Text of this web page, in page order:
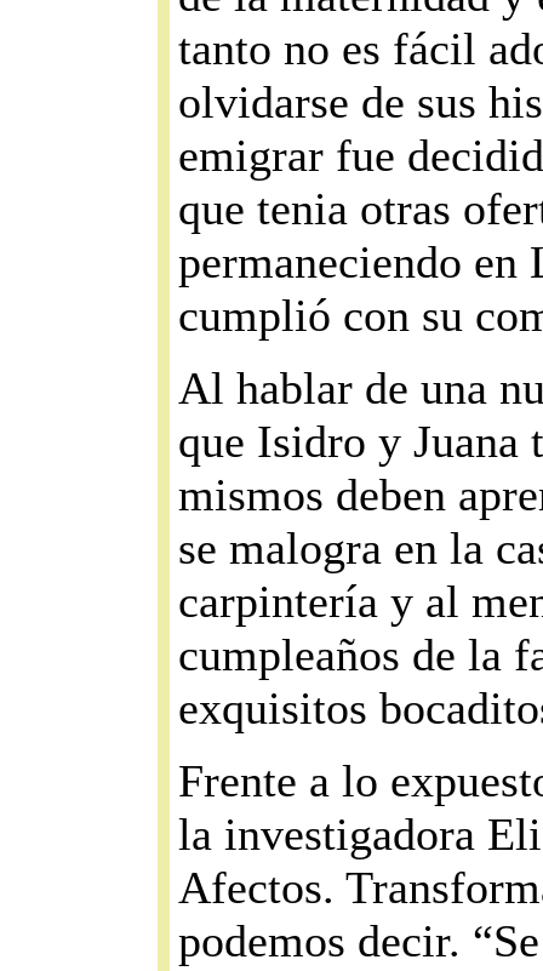
tanto no es fácil
olvidarse de sus
emigrar fue
que tenia otras
permaneciendo
cumplió con su
Al hablar de una
que Isidro y Juana
mismos deben
se malogra en la
carpintería y al
cumpleaños de la
exquisitos
Frente a lo
la investigadora
Afectos.
podemos decir.